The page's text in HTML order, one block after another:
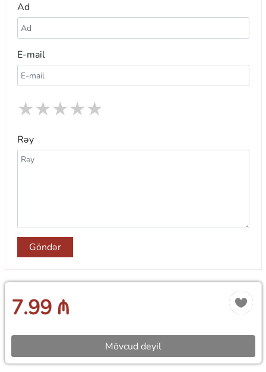
Ad
E-mail
★
★
★
★
★
Rəy
Göndər
7.99 ₼
Mövcud deyil